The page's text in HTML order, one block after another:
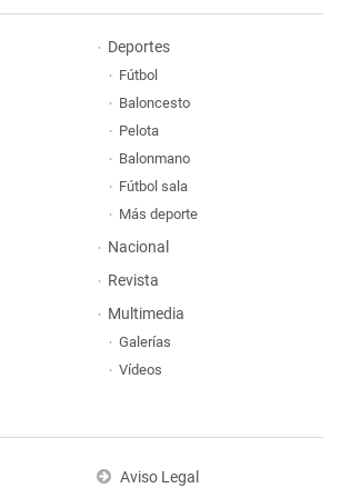
Deportes
Fútbol
Baloncesto
Pelota
Balonmano
Fútbol sala
Más deporte
Nacional
Revista
Multimedia
Galerías
Vídeos
Aviso Legal